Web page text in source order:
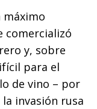
máximo
comercializó
y, sobre
para el
de vino – por
invasión rusa